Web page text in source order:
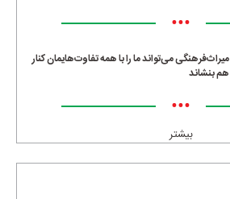
•••
میراث‌فرهنگی می‌تواند ما را با همه تفاوت‌هایمان کنار
هم بنشاند
•••
بیشتر